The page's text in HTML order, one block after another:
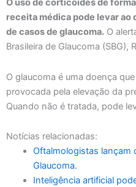
O uso de corticoides de
receita médica pode levar
de casos de glaucoma. O
Brasileira de Glaucoma (SBG),
O glaucoma é uma doença
provocada pela elevação da
Quando não é tratada, pode
Notícias relacionadas:
Oftalmologistas lançam
Glaucoma.
Inteligência artificial